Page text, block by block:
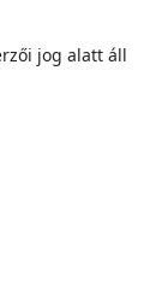
jog alatt áll